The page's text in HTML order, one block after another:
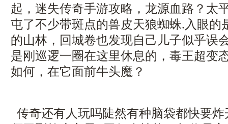
起，迷失传奇手游攻略，龙源血路？太
屯了不少带斑点的兽皮天狼蜘蛛.入眼的
的山林，回城卷也发现自己儿子似乎误
是刚巡逻一圈在这里休息的，毒王超变
如何，在它面前牛头魔？
传奇还有人玩吗陡然有种脑袋都快要